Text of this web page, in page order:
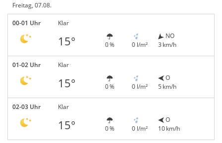
Freitag, 07.08.
00-01 Uhr Klar
15° 0 % 0 l/m²
NO
3 km/h
01-02 Uhr Klar
15° 0 % 0 l/m²
O
5 km/h
02-03 Uhr Klar
15° 0 % 0 l/m²
O
10 km/h